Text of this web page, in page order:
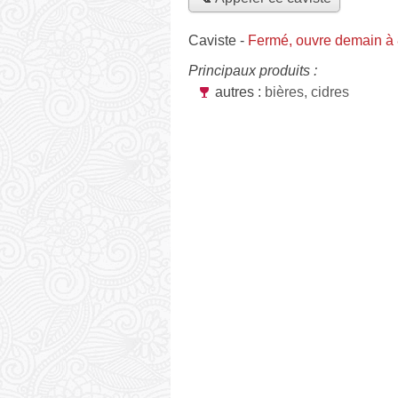
Caviste - Fermé, ouvre demain à
Principaux produits :
autres : bières, cidres